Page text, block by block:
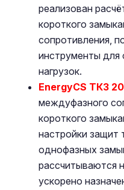
реализован
короткого
сопротивления,
инструменты для
нагрузок.
EnergyCS ТКЗ
междуфазного
короткого
настройки защит
однофазных
рассчитываются
ускорено